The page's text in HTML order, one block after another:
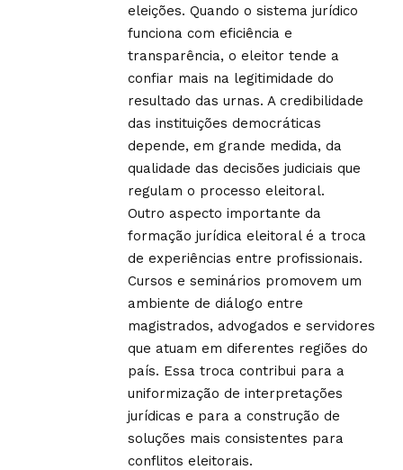
eleições. Quando o sistema jurídico
funciona com eficiência e
transparência, o eleitor tende a
confiar mais na legitimidade do
resultado das urnas. A credibilidade
das instituições democráticas
depende, em grande medida, da
qualidade das decisões judiciais que
regulam o processo eleitoral.
Outro aspecto importante da
formação jurídica eleitoral é a troca
de experiências entre profissionais.
Cursos e seminários promovem um
ambiente de diálogo entre
magistrados, advogados e servidores
que atuam em diferentes regiões do
país. Essa troca contribui para a
uniformização de interpretações
jurídicas e para a construção de
soluções mais consistentes para
conflitos eleitorais.